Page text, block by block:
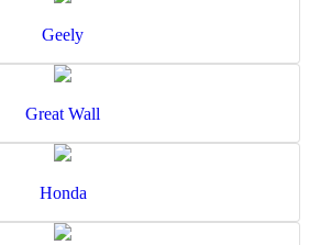
Geely
Great Wall
Honda